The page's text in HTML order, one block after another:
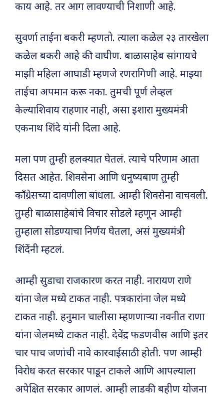
काय आहे. तर आग लावण्याची निशाणी आहे.
सुवर्णा ताईंना बकरी म्हणतो. त्याला कळेल २३ तारखेला
कळेल बकरी आहे की वाघीण. बाळासाहेब सांगायचे
माझी महिला आघाडी म्हणजे रणरागिणी आहे. माझ्या
ताईचा अपमान करू नका. तुमची पूर्ण लेव्हल
केल्याशिवाय राहणार नाही, असा इशारा मुख्यमंत्री
एकनाथ शिंदे यांनी दिला आहे.
मला पण तुम्ही हलक्यात घेतलं. त्याचे परिणाम आता
दिसत आहेत. शिवसेना आणि धनुष्यबाण तुम्ही
काँग्रेसच्या दावणीला बांधला. आम्ही शिवसेना वाचवली.
तुम्ही बाळासाहेबांचे विचार सोडले म्हणून आम्ही
तुम्हाला सोडण्याचा निर्णय घेतला, असं मुख्यमंत्री
शिंदेंनी म्हटलं.
आम्ही सुडाचा राजकारण करत नाही. नारायण राणे
यांना जेल मध्ये टाकत नाही. पत्रकारांना जेल मध्ये
टाकत नाही. हनुमान चालीसा म्हणणाऱ्या नवनीत राणा
यांना जेलमध्ये टाकत नाही. देवेंद्र फडणवीस आणि इतर
चार पाच जणांची नावे कारवाईसाठी होती. पण आम्ही
विरोध करत सरकार पाडून टाकले आणि आपल्याला
अपेक्षित सरकार आणलं. आम्ही लाडकी बहीण योजना